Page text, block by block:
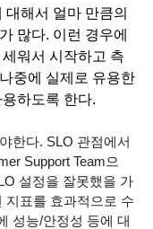
해서 얼마 만큼의
많다. 이런 경우에
워서 시작하고 측
중에 실제로 유용한
하도록 한다.
한다. SLO 관점에서
Support Team으
설정을 잘못했을 가
지표를 효과적으로 수
성능/안정성 등에 대